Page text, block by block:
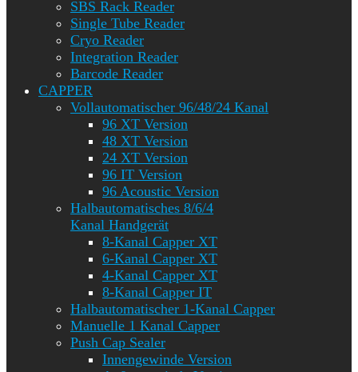
SBS Rack Reader
Single Tube Reader
Cryo Reader
Integration Reader
Barcode Reader
CAPPER
Vollautomatischer 96/48/24 Kanal
96 XT Version
48 XT Version
24 XT Version
96 IT Version
96 Acoustic Version
Halbautomatisches 8/6/4
Kanal Handgerät
8-Kanal Capper XT
6-Kanal Capper XT
4-Kanal Capper XT
8-Kanal Capper IT
Halbautomatischer 1-Kanal Capper
Manuelle 1 Kanal Capper
Push Cap Sealer
Innengewinde Version